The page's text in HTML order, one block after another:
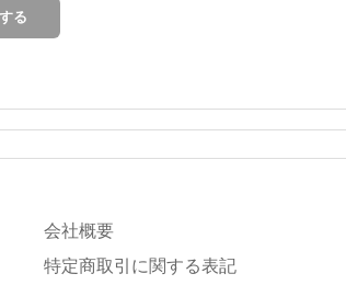
会社概要
特定商取引に関する表記